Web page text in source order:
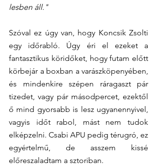
lesben áll."
Szóval ez úgy van, hogy Koncsik Zsolti
egy időrabló. Úgy éri el ezeket a
fantasztikus köridőket, hogy futam előtt
körbejár a boxban a varászköpenyében,
és mindenkire szépen ráragaszt pár
tizedet, vagy pár másodpercet, ezektől
ő mind gyorsabb is lesz ugyanennyivel,
vagyis időt rabol, mást nem tudok
elképzelni. Csabi APU pedig térugró, ez
egyértelmű, de asszem kissé
előreszaladtam a sztoriban.